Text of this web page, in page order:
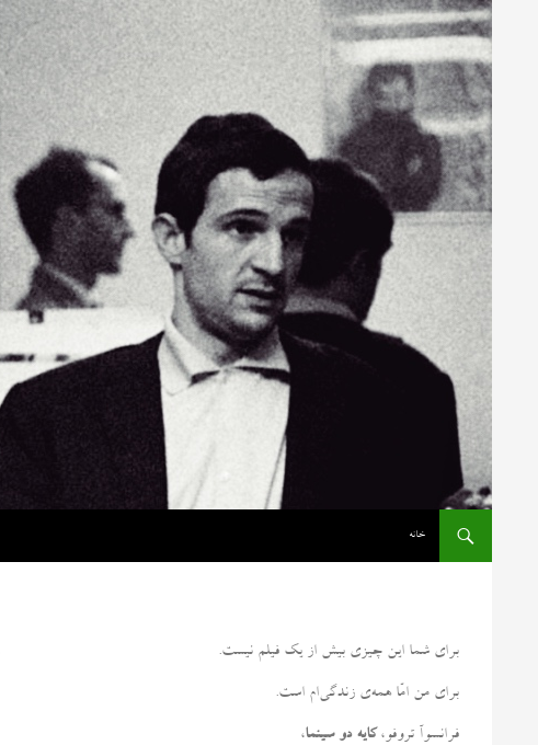
خانه
برای شما این چیزی بیش از یک فیلم نیست.
برای من امّا همه‌ی زندگی‌ام است.
فرانسوآ تروفو، کایه دو سینما،